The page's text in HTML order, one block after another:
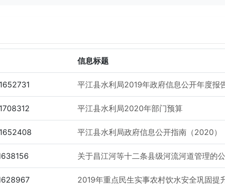
信息标题
平江县水利局2019年政府信息公开年度报
平江县水利局2020年部门预算
平江县水利局政府信息公开指南（2020）
关于昌江河等十二条县级河流河道管理的
2019年重点民生实事农村饮水安全巩固提